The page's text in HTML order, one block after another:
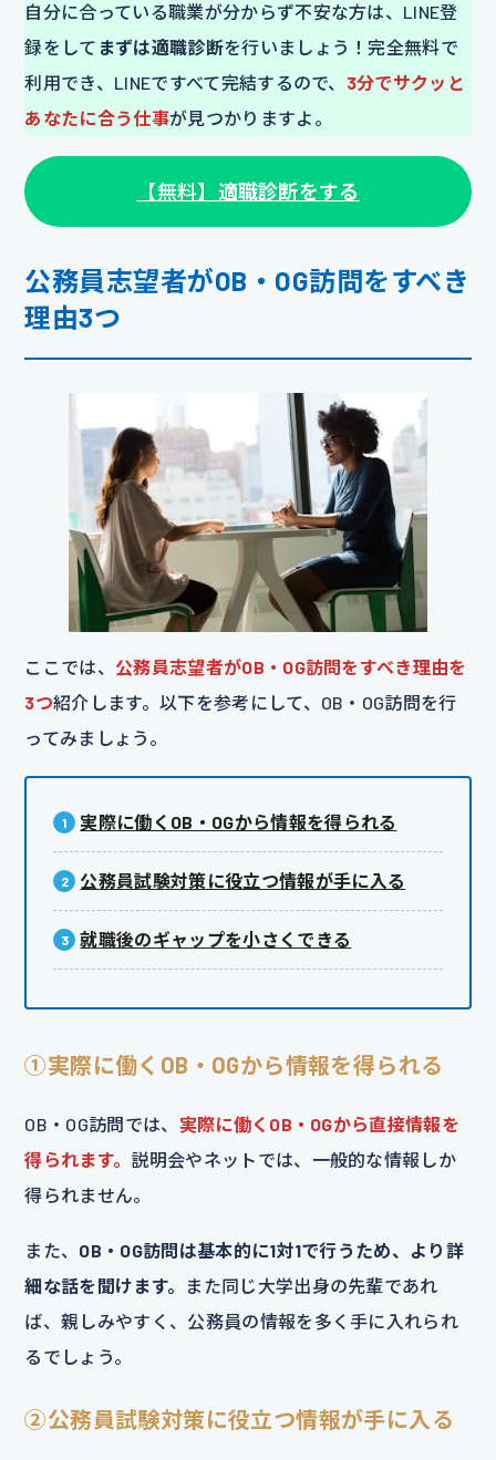
自分に合っている職業が分からず不安な方は、LINE登
録をして まずは適職診断を行いましょう！完全無料で
利用でき、LINEですべて完結するので、 3分でサクッと
あなたに合う仕事が見つかりますよ。
【無料】 適職診断をする
公務員志望者がOB・OG訪問をすべき
理由3つ
ここでは、 公務員志望者がOB・OG訪問をすべき理由を
3つ紹介します。以下を参考にして、OB・OG訪問を行
ってみましょう。
実際に働くOB・OGから情報を得られる
公務員試験対策に役立つ情報が手に入る
就職後のギャップを小さくできる
①実際に働くOB・OGから情報を得られる
OB・OG訪問では、 実際に働くOB・OGから直接情報を
得られます。 説明会やネットでは、一般的な情報しか
得られません。
また、 OB・OG訪問は基本的に1対1で行うため、より詳
細な話を聞けます。
また同じ大学出身の先輩であれ
ば、親しみやすく、公務員の情報を多く手に入れられ
るでしょう。
②公務員試験対策に役立つ情報が手に入る